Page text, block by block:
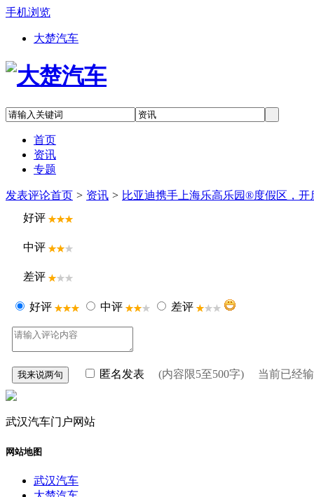
手机浏览
大楚汽车
首页
资讯
专题
发表评论首页 > 资讯 > 比亚迪携手上海乐高乐园®度假区，
好评
中评
差评
好评 中评 差评
匿名发表 (内容限5至500字) 当前已经
武汉汽车门户网站
网站地图
武汉汽车